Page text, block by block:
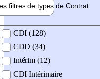
filtres de types de Contrat
contrat
CDI (128)
CDD (34)
Intérim (12)
CDI Intérimaire